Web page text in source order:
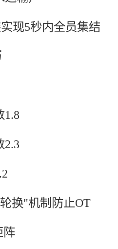
现5秒内全员集结
1.8
2.3
换"机制防止OT
阵